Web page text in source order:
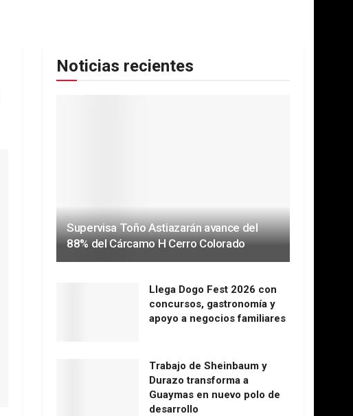
Noticias recientes
Supervisa Toño Astiazarán avance del
88% del Cárcamo H Cerro Colorado
Llega Dogo Fest 2026 con
concursos, gastronomía y
apoyo a negocios familiares
Trabajo de Sheinbaum y
Durazo transforma a
Guaymas en nuevo polo de
desarrollo